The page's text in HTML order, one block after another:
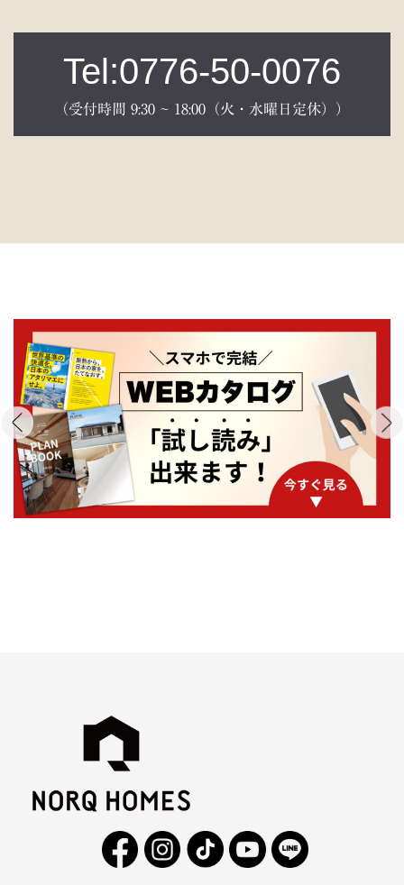
Tel:0776-50-0076
（受付時間 9:30 ~ 18:00（火・水曜日定休））